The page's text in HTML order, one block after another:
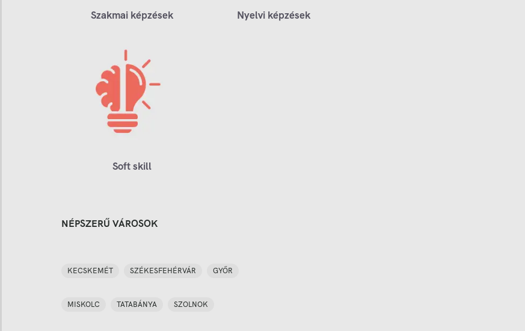
Szakmai képzések Nyelvi képzések
Soft skill
NÉPSZERŰ VÁROSOK
KECSKEMÉT SZÉKESFEHÉRVÁR GYŐR
MISKOLC TATABÁNYA SZOLNOK